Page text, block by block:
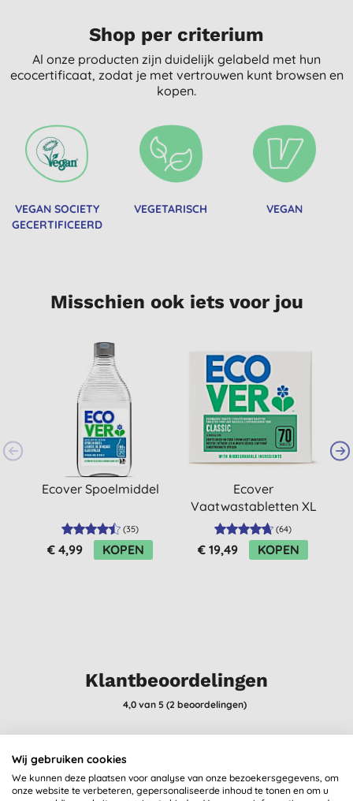
Shop per criterium
Al onze producten zijn duidelijk gelabeld met hun
ecocertificaat, zodat je met vertrouwen kunt browsen en
kopen.
VEGAN SOCIETY
GECERTIFICEERD
VEGETARISCH VEGAN
Misschien ook iets voor jou
Ecover Spoelmiddel
(35)
€ 4,99 KOPEN
Ecover
Vaatwastabletten XL
(70 stuks)
(64)
€ 19,49 KOPEN
Klantbeoordelingen
4,0van 5 (2 beoordelingen)
T. V. N., ouderkerk aan den
ijssel
Wij gebruiken cookies
We kunnen deze plaatsen voor analyse van onze bezoekersgegevens, om
onze website te verbeteren, gepersonaliseerde inhoud te tonen en om u